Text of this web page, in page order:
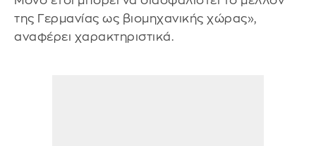
της Γερμανίας ως βιομηχανικής χώρας»,
αναφέρει χαρακτηριστικά.